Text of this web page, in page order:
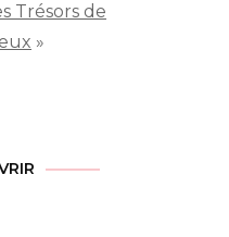
Trésors de
»